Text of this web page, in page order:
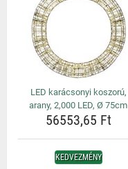
LED karácsonyi koszorú,
arany, 2,000 LED, Ø 75cm
56553,65 Ft
KEDVEZMÉNY